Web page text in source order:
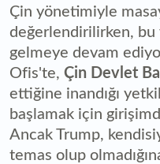
Çin yönetimiyle
değerlendirilirken,
gelmeye devam
Ofis'te, Çin Devlet
ettiğine inandığı
başlamak için
Ancak Trump,
temas olup